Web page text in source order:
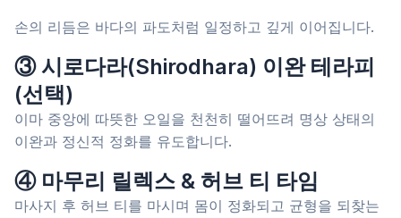
손의 리듬은 바다의 파도처럼 일정하고 깊게 이어집니다.
③ 시로다라(Shirodhara) 이완 테라피
(선택)
이마 중앙에 따뜻한 오일을 천천히 떨어뜨려 명상 상태의
이완과 정신적 정화를 유도합니다.
④ 마무리 릴렉스 & 허브 티 타임
마사지 후 허브 티를 마시며 몸이 정화되고 균형을 되찾는